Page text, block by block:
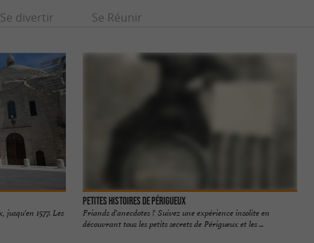
Se divertir Se Réunir
1577. Les
Petites histoires de Périgueux
Friands d'anecdotes ? Suivez une expérience insolite en
découvrant tous les petits secrets de Périgueux et les ...